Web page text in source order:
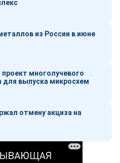
из России в июне
многолучевого
для выпуска микросхем
отмену акциза на